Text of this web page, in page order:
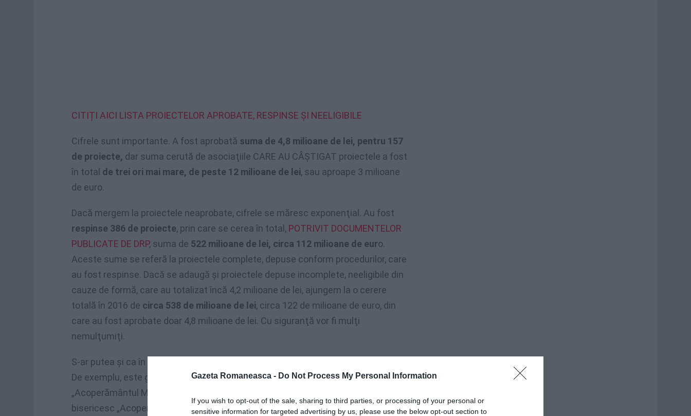
Gazeta Romaneasca - Do Not Process My Personal Information
If you wish to opt-out of the sale, sharing to third parties, or processing of your personal or
sensitive information for targeted advertising by us, please use the below opt-out section to
CITIȚI AICI LISTA PROIECTELOR APROBATE, RESPINSE ȘI NEELIGIBILE
Cifrele sunt importante. A fost aprobată suma de 4,8 milioane de lei, pentru 157
de proiecte, dar suma cerută de asociaţiile CARE AU CÂŞTIGAT proiectele a fost
în total de trei ori mai mare, de peste 12 milioane de lei, sau aproape 3 milioane
de euro.
Dacă mergem la proiectele neaprobate, cifrele se măresc exponenţial. Au fost
respinse 386 de proiecte, prin care se cerea în total, POTRIVIT DOCUMENTELOR
PUBLICATE DE DRP, suma de 522 milioane de lei, circa 112 milioane de euro.
Aceste sume se referă la proiectele complete, depuse conform procedurilor, care
au fost respinse. Dacă se adaugă şi proiectele depuse incomplete, neeligibile din
cauze de formă, care au totalizat încă 4,2 milioane de lei, ajungem la o cerere
totală în 2016 de circa 538 de milioane de lei, circa 122 de milioane de euro, din
care au fost aprobate doar 4,8 milioane de lei. Cu siguranţă vor fi mulţi
nemulţumiţi.
S-ar putea şi ca în documentele publicate de DRP să se fi strecurat
De exemplu, este greu de crezut ca asociaţia din SUA «Aşezământul bisericesc
„Acoperământul Maicii Domnului”» să fi cerut pentru «Construirea aşezământului
bisericesc „Acoperământul Maicii Domnului” din Houston, Texas, SUA»suma de